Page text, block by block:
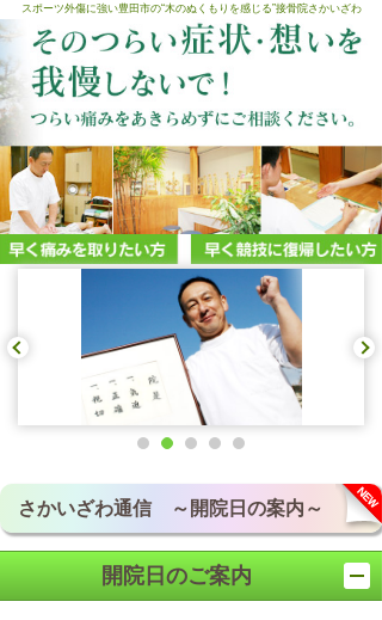
スポーツ外傷に強い豊田市の“木のぬくもりを感じる”接骨院さかいざわ
さかいざわ通信 ～開院日の案内～
開院日のご案内